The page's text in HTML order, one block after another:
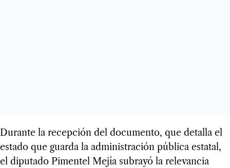
Durante la recepción del documento, que detalla el
estado que guarda la administración pública estatal,
el diputado Pimentel Mejía subrayó la relevancia